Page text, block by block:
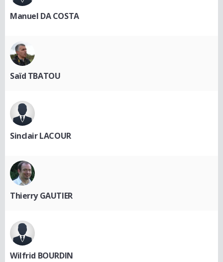
Manuel DA COSTA
Saïd TBATOU
Sinclair LACOUR
Thierry GAUTIER
Wilfrid BOURDIN